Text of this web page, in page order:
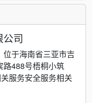
司
于海南省三亚市吉
路488号梧桐小筑
服务安全服务相关